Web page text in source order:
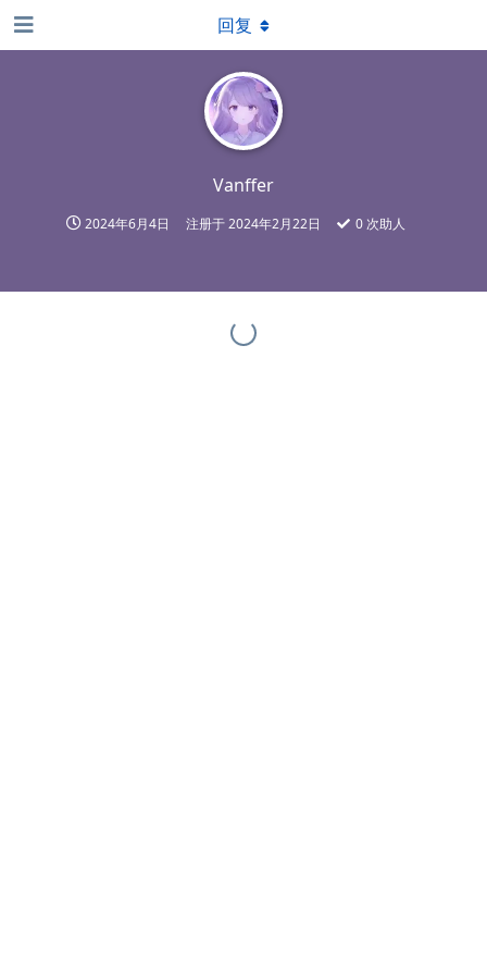
Vanffer
2024年6月4日 注册于2024年2月22日 0次助人
回复